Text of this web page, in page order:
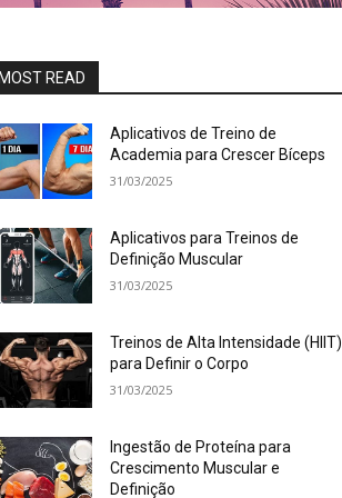
READ
Aplicativos de Treino de
Academia para Crescer Bíceps
31/03/2025
Aplicativos para Treinos de
Definição Muscular
31/03/2025
Treinos de Alta Intensidade (HIIT)
para Definir o Corpo
31/03/2025
Ingestão de Proteína para
Crescimento Muscular e
Definição